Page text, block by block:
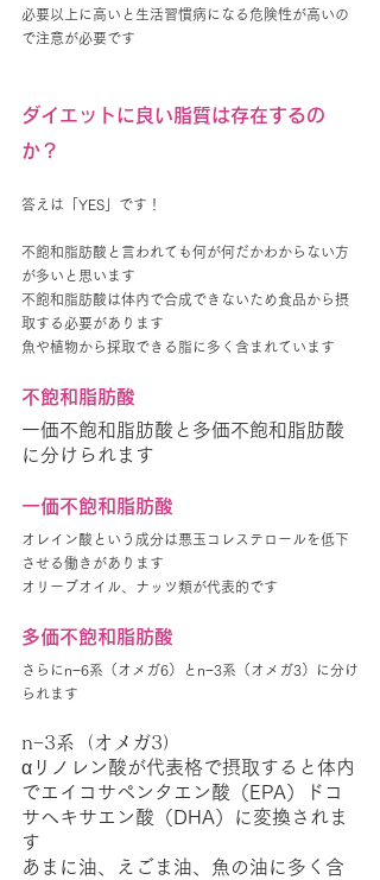
必要以上に高いと生活習慣病になる危険性が高いの
で注意が必要です
ダイエットに良い脂質は存在するの
か？
答えは「YES」です！
不飽和脂肪酸と言われても何が何だかわからない方
が多いと思います
不飽和脂肪酸は体内で合成できないため食品から摂
取する必要があります
魚や植物から採取できる脂に多く含まれています
不飽和脂肪酸
一価不飽和脂肪酸と多価不飽和脂肪酸
に分けられます
一価不飽和脂肪酸
オレイン酸という成分は悪玉コレステロールを低下
させる働きがあります
オリーブオイル、ナッツ類が代表的です
多価不飽和脂肪酸
さらにn−6系（オメガ6）とn−3系（オメガ3）に分け
られます
n−3系（オメガ3）
αリノレン酸が代表格で摂取すると体内
でエイコサペンタエン酸（EPA）ドコ
サヘキサエン酸（DHA）に変換されま
す
あまに油、えごま油、魚の油に多く含